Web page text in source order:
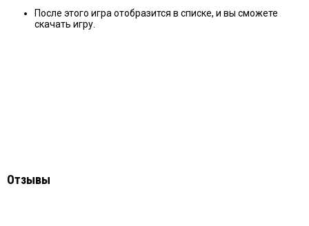
После этого игра отобразится в списке, и вы сможете
скачать игру.
Отзывы